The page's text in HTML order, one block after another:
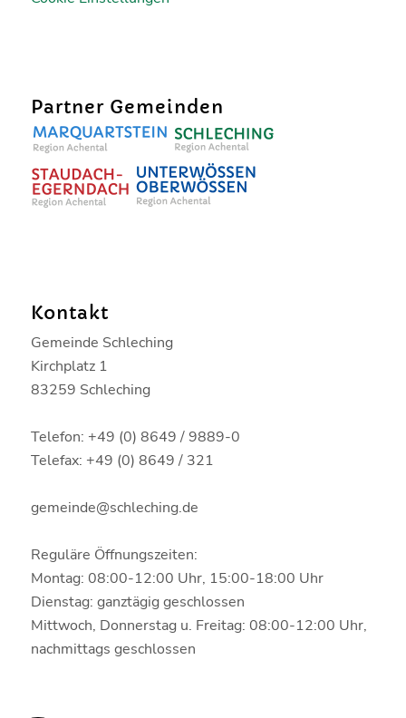
Partner Gemeinden
Kontakt
Gemeinde Schleching
Kirchplatz 1
83259 Schleching
Telefon: +49 (0) 8649 / 9889-0
Telefax: +49 (0) 8649 / 321
gemeinde@schleching.de
Reguläre Öffnungszeiten:
Montag: 08:00-12:00 Uhr, 15:00-18:00 Uhr
Dienstag: ganztägig geschlossen
Mittwoch, Donnerstag u. Freitag: 08:00-12:00 Uhr,
nachmittags geschlossen